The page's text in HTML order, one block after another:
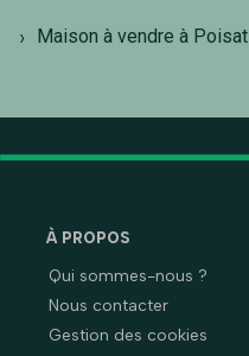
Maison à vendre à Poisat
À PROPOS
Qui sommes-nous ?
Nous contacter
Gestion des cookies